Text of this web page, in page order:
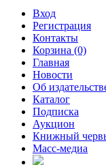
Вход
Регистрация
Контакты
Корзина (0)
Главная
Новости
Об
Каталог
Подписка
Аукцион
Книжный
Масс-медиа